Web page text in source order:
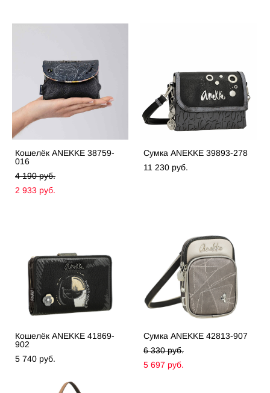
Кошелёк ANEKKE 38759-
016
4 190 pуб.
2 933 pуб.
Сумка ANEKKE 39893-278
11 230 pуб.
Кошелёк ANEKKE 41869-
902
5 740 pуб.
Сумка ANEKKE 42813-907
6 330 pуб.
5 697 pуб.